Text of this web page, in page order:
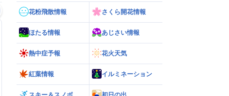
花粉飛散情報 さくら開花情報
ほたる情報 あじさい情報
熱中症予報 花火天気
紅葉情報 イルミネーション